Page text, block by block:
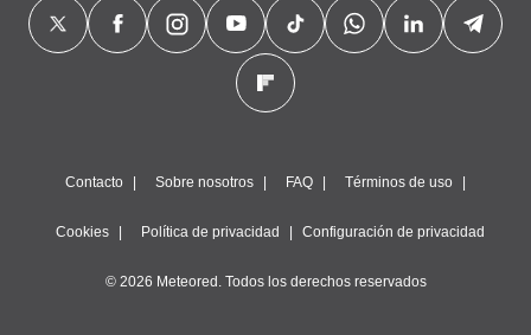
Contacto Sobre nosotros FAQ Términos de uso
Cookies Política de privacidad Configuración de privacidad
© 2026 Meteored. Todos los derechos reservados